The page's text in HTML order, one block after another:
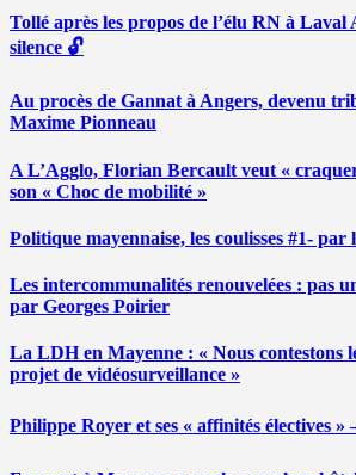
Tollé après les propos de l’élu RN à Laval
silence 🔓
Au procès de Gannat à Angers, devenu
Maxime Pionneau
A L’Agglo, Florian Bercault veut «
son « Choc de mobilité »
Politique mayennaise, les coulisses #1-
Les intercommunalités renouvelées : pas
par Georges Poirier
La LDH en Mayenne : « Nous contestons
projet de vidéosurveillance »
Philippe Royer et ses « affinités électives »